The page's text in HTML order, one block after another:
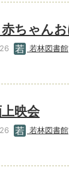
赤ちゃん
若林図書館
上映会
若林図書館